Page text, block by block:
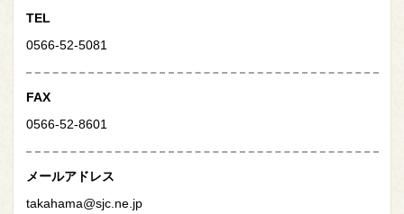
TEL
0566-52-5081
FAX
0566-52-8601
メールアドレス
takahama@sjc.ne.jp